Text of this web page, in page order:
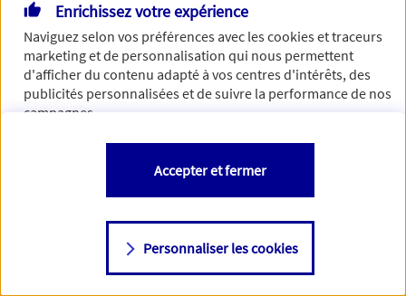
Si besoin, vous pouvez nous joindre via notre page de
contact.
> Nous contacter
Enrichissez votre expérience
Naviguez selon vos préférences avec lescookies et traceurs
marketing et de personnalisation qui nous permettent
d'afficher du contenu adapté à vos centres d'intérêts, des
publicités personnalisées et de suivre la performance de nos
campagnes.
Vous êtes libre de les accepter, de les refuser comme de
changer d'avis à tout moment en allant sur
Consulter notre politique decookies
Personnaliser les cookies
Accepter et fermer